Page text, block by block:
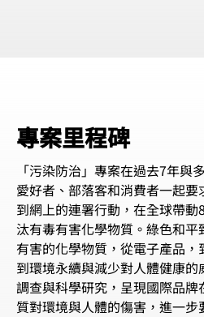
專案里程碑
「污染防治」專案在過去7年與
愛好者、部落客和消費者一起
到網上的連署行動，在全球帶
汰有毒有害化學物質。綠色和
有害的化學物質，從電子產品
到環境永續與減少對人體健康
調查與科學研究，呈現國際品
質對環境與人體的傷害，進一步